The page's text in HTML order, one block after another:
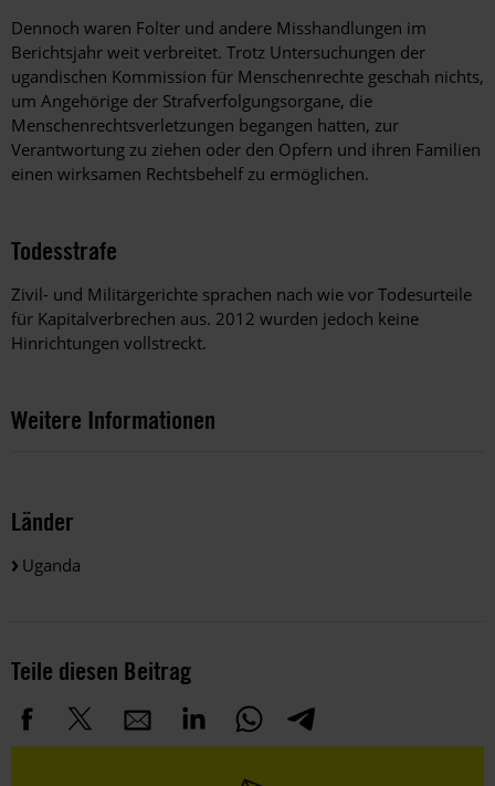
Dennoch waren Folter und andere Misshandlungen im
Berichtsjahr weit verbreitet. Trotz Untersuchungen der
ugandischen Kommission für Menschenrechte geschah nichts,
um Angehörige der Strafverfolgungsorgane, die
Menschenrechtsverletzungen begangen hatten, zur
Verantwortung zu ziehen oder den Opfern und ihren Familien
einen wirksamen Rechtsbehelf zu ermöglichen.
Todesstrafe
Zivil- und Militärgerichte sprachen nach wie vor Todesurteile
für Kapitalverbrechen aus. 2012 wurden jedoch keine
Hinrichtungen vollstreckt.
Weitere Informationen
Länder
Uganda
Teile diesen Beitrag